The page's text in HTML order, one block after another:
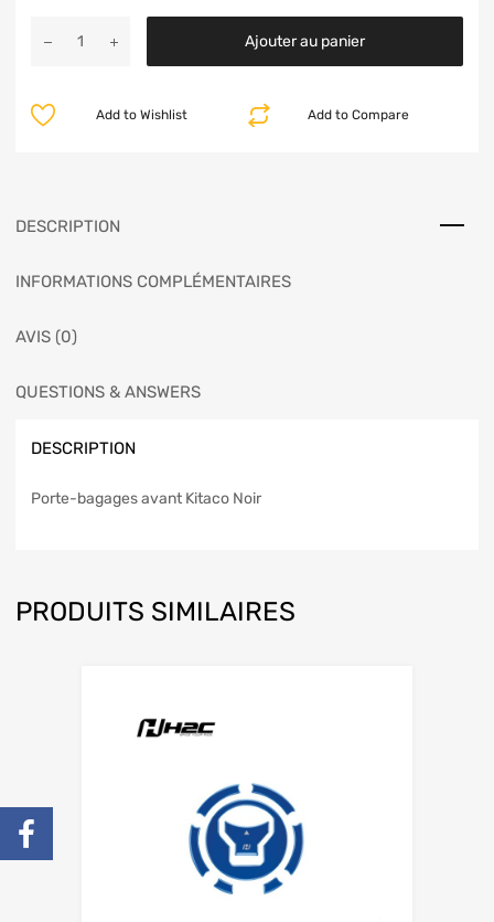
Ajouter au panier
Add to Compare
Add to Wishlist
DESCRIPTION
INFORMATIONS COMPLÉMENTAIRES
AVIS (0)
QUESTIONS & ANSWERS
DESCRIPTION
Porte-bagages avant Kitaco Noir
PRODUITS SIMILAIRES